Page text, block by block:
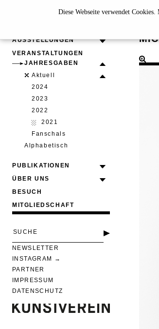
Diese Webseite verwendet
AUSSTELLUNGEN
VERANSTALTUNGEN
JAHRESGABEN
Aktuell
2024
2023
2022
2021
Fanschals
Alphabetisch
PUBLIKATIONEN
ÜBER UNS
BESUCH
MITGLIEDSCHAFT
NEWSLETTER
INSTAGRAM
PARTNER
IMPRESSUM
DATENSCHUTZ